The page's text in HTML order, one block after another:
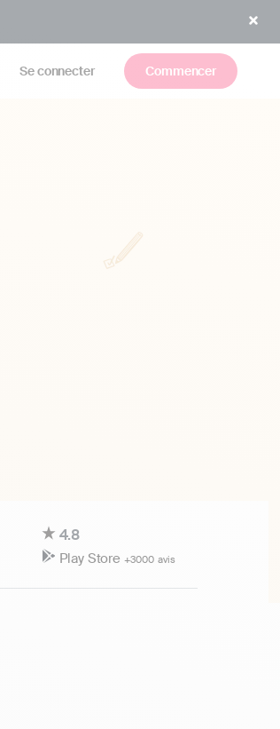
Se connecter Commencer
4.8
Play Store +3000 avis